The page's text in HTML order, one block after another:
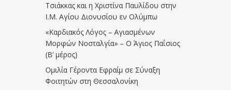
Τσιάκκας και η Χριστίνα Παυλίδου στην
Ι.Μ. Αγίου Διονυσίου εν Ολύμπω
«Καρδιακός Λόγος – Αγιασμένων
Μορφών Νοσταλγία» – Ο Άγιος Παΐσιος
(Β’ μέρος)
Ομιλία Γέροντα Εφραίμ σε Σύναξη
Φοιτητών στη Θεσσαλονίκη